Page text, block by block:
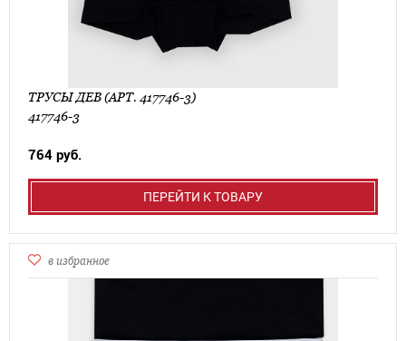
ТРУСЫ ДЕВ (АРТ. 417746-3)
417746-3
764 руб.
ПЕРЕЙТИ К ТОВАРУ
в избранное